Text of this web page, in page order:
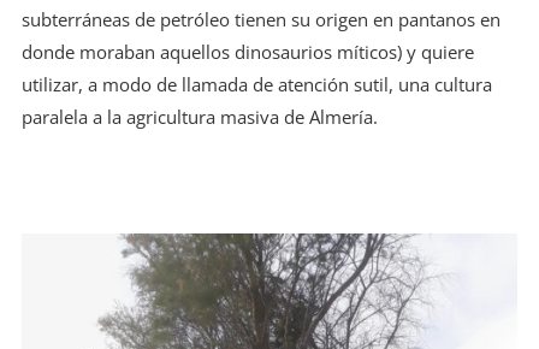
subterráneas de petróleo tienen su origen en pantanos en
donde moraban aquellos dinosaurios míticos) y quiere
utilizar, a modo de llamada de atención sutil, una cultura
paralela a la agricultura masiva de Almería.